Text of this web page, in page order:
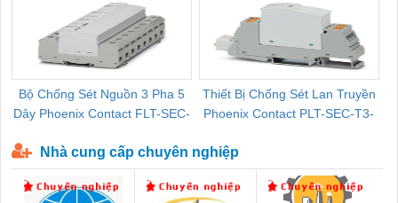
Bộ Chống Sét Nguồn 3 Pha 5
Dây Phoenix Contact FLT-SEC-
Thiết Bị Chống Sét Lan Truyền
Phoenix Contact PLT-SEC-T3-
Nhà cung cấp chuyên nghiệp